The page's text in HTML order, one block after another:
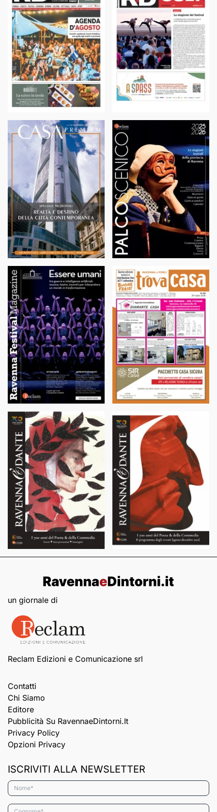
un giornale di
Reclam Edizioni e Comunicazione srl
Contatti
Chi Siamo
Editore
Pubblicità Su RavennaeDintorni.it
Privacy Policy
Opzioni Privacy
ISCRIVITI ALLA NEWSLETTER
Nome*
Cognome*